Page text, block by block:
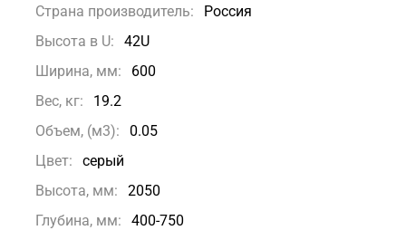
Страна производитель:
Россия
Высота в U:
42U
Ширина, мм:
600
Вес, кг:
19.2
Объем, (м3):
0.05
Цвет:
серый
Высота, мм:
2050
Глубина, мм:
400-750